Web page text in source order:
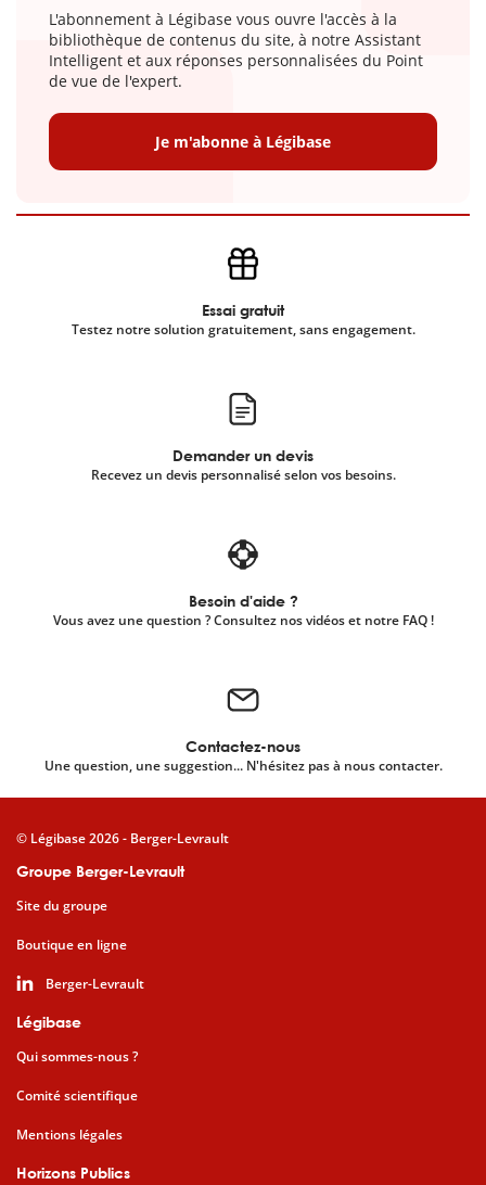
L'abonnement à Légibase vous ouvre l'accès à la
bibliothèque de contenus du site, à notre Assistant
Intelligent et aux réponses personnalisées du Point
de vue de l'expert.
Je m'abonne à Légibase
Essai gratuit
Testez notre solution gratuitement, sans engagement.
Demander un devis
Recevez un devis personnalisé selon vos besoins.
Besoin d'aide ?
Vous avez une question ? Consultez nos vidéos et notre FAQ !
Contactez-nous
Une question, une suggestion... N'hésitez pas à nous contacter.
Groupe Berger-Levrault
Site du groupe
Boutique en ligne
Berger-Levrault
Légibase
Qui sommes-nous ?
Comité scientifique
Mentions légales
Horizons Publics
© Légibase 2026 - Berger-Levrault